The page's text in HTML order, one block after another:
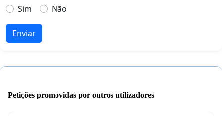
Sim
Não
Enviar
Petições promovidas por outros utilizadores